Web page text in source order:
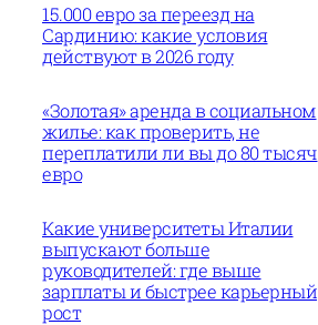
15.000 евро за переезд на
Сардинию: какие условия
действуют в 2026 году
«Золотая» аренда в социальном
жилье: как проверить, не
переплатили ли вы до 80 тысяч
евро
Какие университеты Италии
выпускают больше
руководителей: где выше
зарплаты и быстрее карьерный
рост